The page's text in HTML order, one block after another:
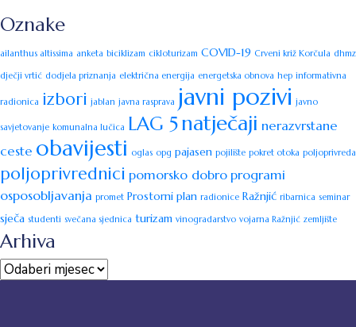
Oznake
ailanthus altissima anketa biciklizam cikloturizam COVID-19 Crveni križ Korčula dhmz
dječji vrtić dodjela priznanja električna energija energetska obnova hep informativna
radionica izbori jablan javna rasprava javni pozivi javno
savjetovanje komunalna lučica LAG 5natječaji nerazvrstane
ceste obavijesti oglas opg pajasen pojilište pokret otoka poljoprivreda
poljoprivrednici pomorsko dobroprogrami
osposobljavanja promet Prostorni plan radionice Ražnjić ribarnica seminar
sječa studenti svečana sjednica turizam vinogradarstvo vojarna Ražnjić zemljište
Arhiva